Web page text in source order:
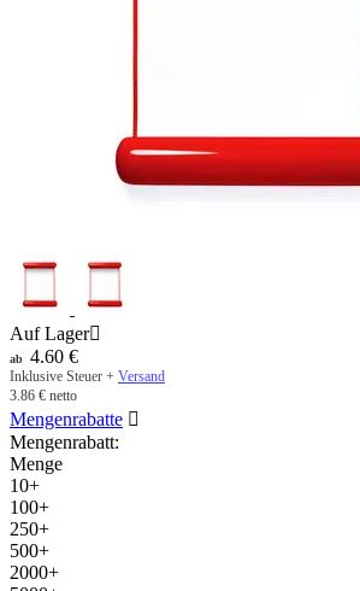
Auf Lager
ab 4.60 €
Inklusive Steuer + Versand
3.86 € netto
Mengenrabatte 
Mengenrabatt:
Menge
10+
100+
250+
500+
2000+